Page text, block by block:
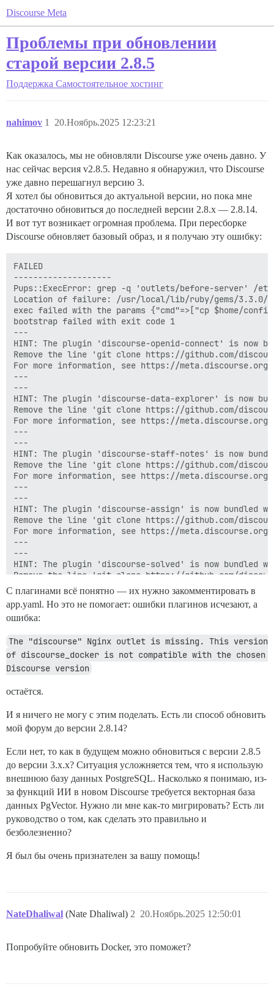
Discourse Meta
Проблемы при обновлении
старой версии 2.8.5
Поддержка Самостоятельное хостинг
nahimov 20.Ноябрь.2025 12:23:21
1
Как оказалось, мы не обновляли Discourse уже очень давно. У
нас сейчас версия v2.8.5. Недавно я обнаружил, что Discourse
уже давно перешагнул версию 3.
Я хотел бы обновиться до актуальной версии, но пока мне
достаточно обновиться до последней версии 2.8.x — 2.8.14.
И вот тут возникает огромная проблема. При пересборке
Discourse обновляет базовый образ, и я получаю эту ошибку:
FAILED
--------------------
Pups::ExecError: grep -q 'outlets/before-server' /
Location of failure: /usr/local/lib/ruby/gems/3.3.0/
exec failed with the params {"cmd"=>["cp $home/
bootstrap failed with exit code 1
---
HINT: The plugin 'discourse-openid-connect' is now
Remove the line 'git clone https://github.com/
For more information, see https://meta.discourse.org/
---
---
HINT: The plugin 'discourse-data-explorer' is now
Remove the line 'git clone https://github.com/
For more information, see https://meta.discourse.org/
---
---
HINT: The plugin 'discourse-staff-notes' is now
Remove the line 'git clone https://github.com/
For more information, see https://meta.discourse.org/
---
---
HINT: The plugin 'discourse-assign' is now bundled
Remove the line 'git clone https://github.com/
For more information, see https://meta.discourse.org/
---
---
HINT: The plugin 'discourse-solved' is now bundled
Remove the line 'git clone https://github.com/
For more information, see https://meta.discourse.org/
---
---
HINT: The plugin 'discourse-cakeday' is now
For more information, see https://meta.discourse.org/
---
** FAILED TO BOOTSTRAP ** please scroll up and
С плагинами всё понятно — их нужно закомментировать в
app.yaml. Но это не помогает: ошибки плагинов исчезают, а
ошибка:
The "discourse" Nginx outlet is missing. This version
of discourse_docker is not compatible with the chosen
Discourse version
остаётся.
И я ничего не могу с этим поделать. Есть ли способ обновить
мой форум до версии 2.8.14?
Если нет, то как в будущем можно обновиться с версии 2.8.5
до версии 3.x.x? Ситуация усложняется тем, что я использую
внешнюю базу данных PostgreSQL. Насколько я понимаю, из-
за функций ИИ в новом Discourse требуется векторная база
данных PgVector. Нужно ли мне как-то мигрировать? Есть ли
руководство о том, как сделать это правильно и
безболезненно?
Я был бы очень признателен за вашу помощь!
NateDhaliwal (Nate Dhaliwal) 20.Ноябрь.2025 12:50:01
2
Попробуйте обновить Docker, это поможет?